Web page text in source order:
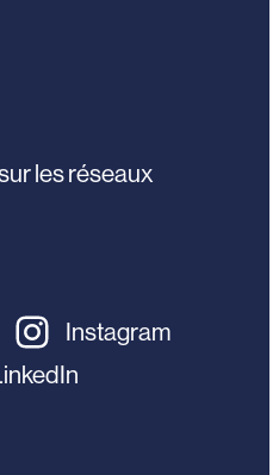
les réseaux
Instagram